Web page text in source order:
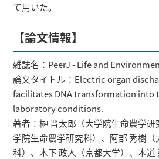
て用いた。
【論文情報】
雑誌名：PeerJ - Life and
論文タイトル：Electric organ
facilitates DNA transformation into
laboratory conditions.
著者：榊 晋太郎（大学院生命農学
学院生命農学研究科）、阿部 秀樹
科）、木下 政人（京都大学）、本